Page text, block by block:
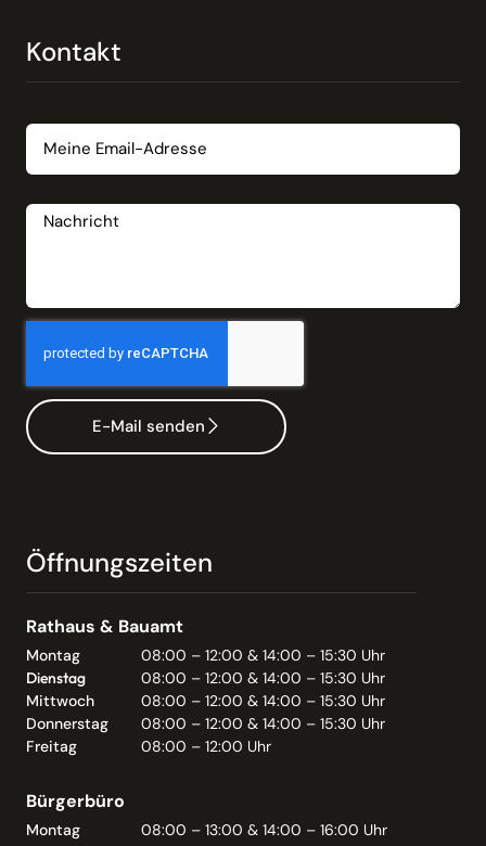
Kontakt
E-Mail senden
Öffnungszeiten
Rathaus & Bauamt
Montag
08:00 – 12:00 & 14:00 – 15:30 Uhr
Dienstag
08:00 – 12:00 & 14:00 – 15:30 Uhr
Mittwoch
08:00 – 12:00 & 14:00 – 15:30 Uhr
Donnerstag
08:00 – 12:00 & 14:00 – 15:30 Uhr
Freitag
08:00 – 12:00 Uhr
Bürgerbüro
Montag
08:00 – 13:00 & 14:00 – 16:00 Uhr